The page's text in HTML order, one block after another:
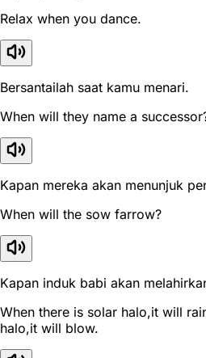
Relax when you dance.
Bersantailah saat kamu menari.
When will they name a
Kapan mereka akan menunjuk
When will the sow farrow?
Kapan induk babi akan
When there is solar halo,it will
halo,it will blow.